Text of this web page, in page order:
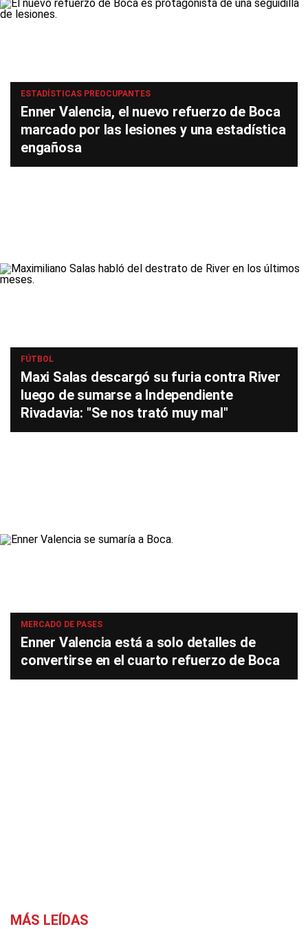
ESTADÍSTICAS PREOCUPANTES
Enner Valencia, el nuevo refuerzo de Boca
marcado por las lesiones y una estadística
engañosa
FÚTBOL
Maxi Salas descargó su furia contra River
luego de sumarse a Independiente
Rivadavia: "Se nos trató muy mal"
MERCADO DE PASES
Enner Valencia está a solo detalles de
convertirse en el cuarto refuerzo de Boca
MÁS LEÍDAS